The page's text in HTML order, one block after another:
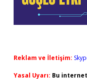
Reklam ve İletişim:
Yasal Uyarı: Bu